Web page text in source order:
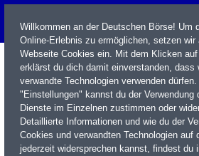
Name / WKN / ISIN / Kürzel
Willkommen an der Deutschen Börse! Um
Online-Erlebnis zu ermöglichen, setzen wir
Webseite Cookies ein. Mit dem Klicken
erklärst du dich damit einverstanden, dass
verwandte Technologien verwenden
"Einstellungen" kannst du der Verwendung
Dienste im Einzelnen zustimmen oder
Detaillierte Informationen und wie du der
Cookies und verwandten Technologien auf
jederzeit widersprechen kannst, findest du